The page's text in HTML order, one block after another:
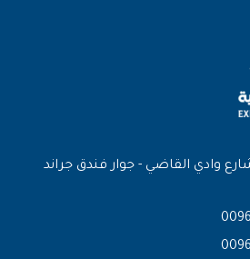
وادي القاضي - جوار فندق جراند